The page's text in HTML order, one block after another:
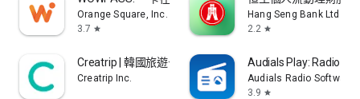
Orange Square, Inc.
3.7 star
Hang Seng Bank Ltd
2.2 star
Creatrip | 韓國旅遊·美食體驗·醫美·住宿預訂平台
Creatrip Inc.
Audials Play: Radio &
Audials Radio Software
3.9 star